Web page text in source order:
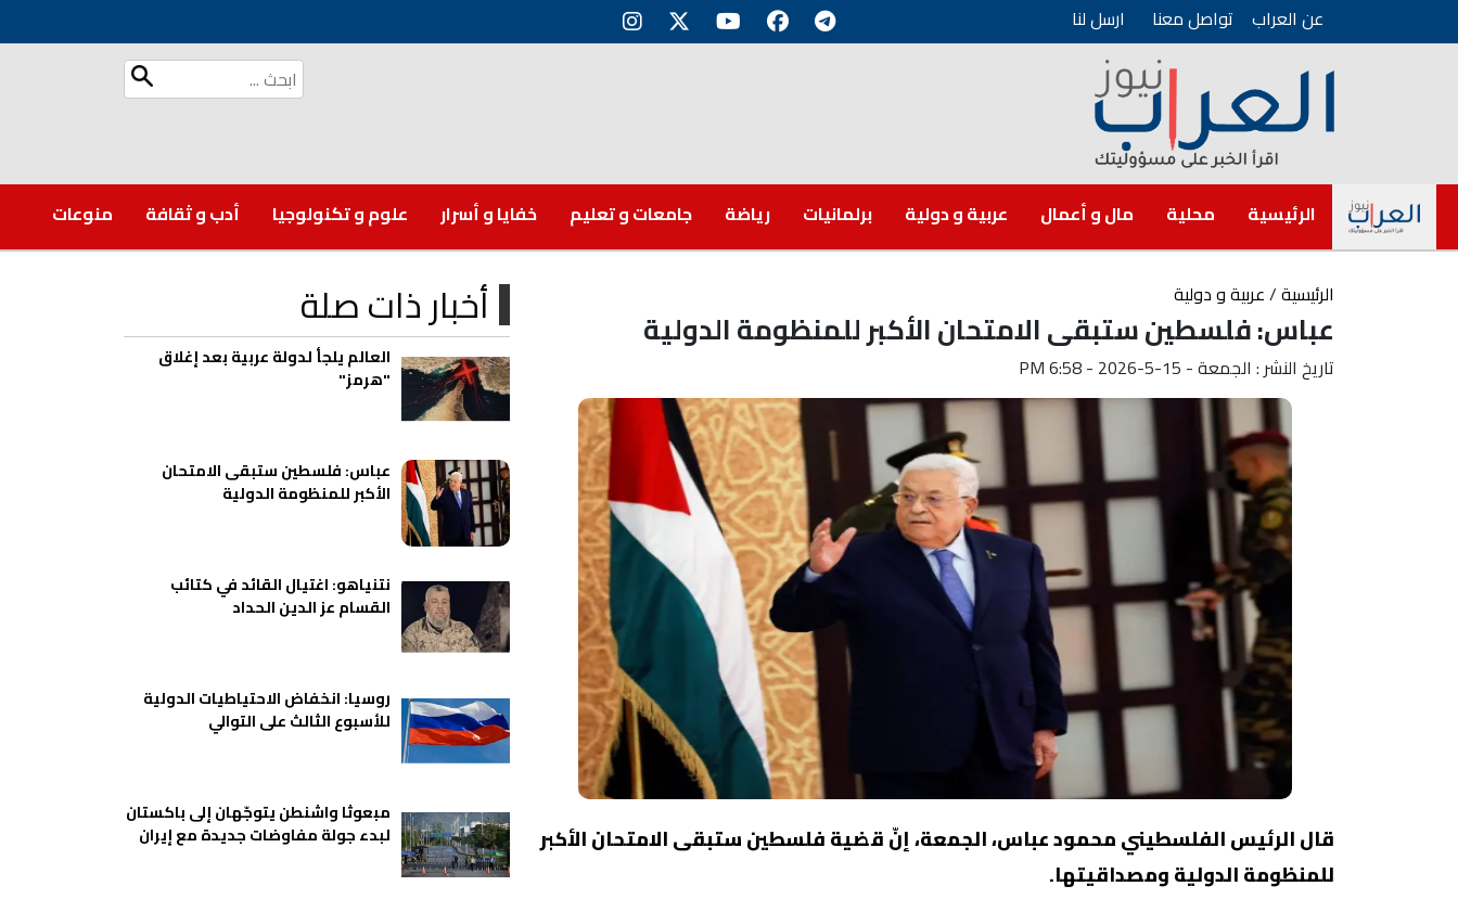
عن العراب تواصل معنا ارسل لنا
الرئيسية محلية مال و أعمال عربية و دولية برلمانيات رياضة جامعات و تعليم خفايا و أسرار علوم و تكنولوجيا أدب و ثقافة منوعات
الرئيسية/عربية و دولية
عباس: فلسطين ستبقى الامتحان الأكبر للمنظومة الدولية
تاريخ النشر : الجمعة - 15-5-2026 - 6:58 PM
قال الرئيس الفلسطيني محمود عباس، الجمعة، إنّ قضية فلسطين ستبقى الامتحان الأكبر
للمنظومة الدولية ومصداقيتها.
أخبار ذات صلة
العالم يلجأ لدولة عربية بعد إغلاق
"هرمز"
عباس: فلسطين ستبقى الامتحان
الأكبر للمنظومة الدولية
نتنياهو: اغتيال القائد في كتائب
القسام عز الدين الحداد
روسيا: انخفاض الاحتياطيات الدولية
للأسبوع الثالث على التوالي
مبعوثا واشنطن يتوجّهان إلى باكستان
لبدء جولة مفاوضات جديدة مع إيران